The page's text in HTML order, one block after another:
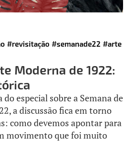
#revisitação #semanade22 #arte
Moderna de 1922:
especial sobre a Semana de
a discussão fica em torno
como devemos apontar para
movimento que foi muito